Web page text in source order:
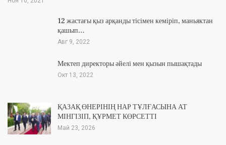
12 жастағы қыз арқанды тісімен кеміріп, маньяктан
қашып…
Авг 9, 2022
Мектеп директоры әйелі мен қызын пышақтады
Окт 13, 2022
ҚАЗАҚ ӨНЕРІНІҢ НАР ТҰЛҒАСЫНА АТ
МІНГІЗІП, ҚҰРМЕТ КӨРСЕТТІ
Май 23, 2026